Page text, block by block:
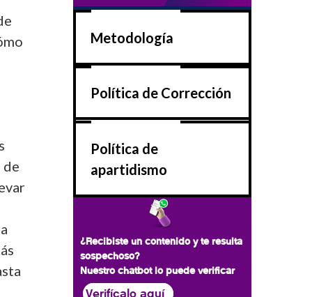
Metodología
Política de Corrección
Política de
apartidismo
¿Recibiste un contenido y te resulta
sospechoso?
Nuestro chatbot lo puede verificar
Verifícalo aquí